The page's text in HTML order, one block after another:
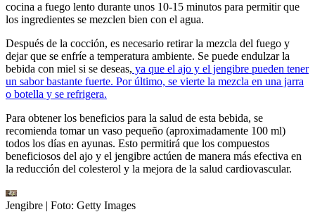
cocina a fuego lento durante unos 10-15 minutos para permitir que
los ingredientes se mezclen bien con el agua.
Después de la cocción, es necesario retirar la mezcla del fuego y
dejar que se enfríe a temperatura ambiente. Se puede endulzar la
bebida con miel si se deseas, ya que el ajo y el jengibre pueden tener
un sabor bastante fuerte. Por último, se vierte la mezcla en una jarra
o botella y se refrigera.
Para obtener los beneficios para la salud de esta bebida, se
recomienda tomar un vaso pequeño (aproximadamente 100 ml)
todos los días en ayunas. Esto permitirá que los compuestos
beneficiosos del ajo y el jengibre actúen de manera más efectiva en
la reducción del colesterol y la mejora de la salud cardiovascular.
Jengibre | Foto: Getty Images